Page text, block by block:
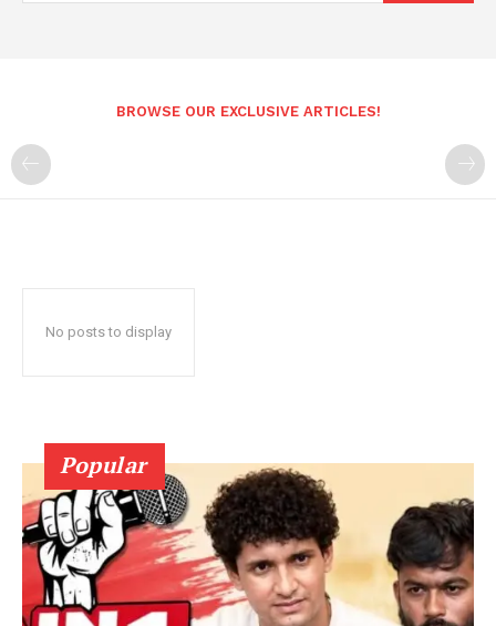
BROWSE OUR EXCLUSIVE ARTICLES!
No posts to display
Popular